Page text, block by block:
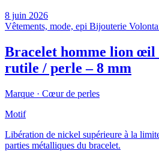
8 juin 2026
Vêtements, mode, epi Bijouterie
Bracelet homme lion
rutile / perle – 8 mm
Marque · Cœur de perles
Motif
Libération de nickel supérieure à la
parties métalliques du bracelet.